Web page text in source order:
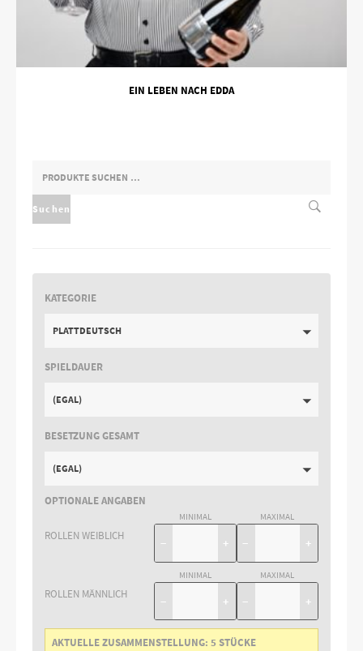
EIN LEBEN NACH EDDA
SUCHEN
NACH:
Suchen
KATEGORIE
PLATTDEUTSCH
SPIELDAUER
(EGAL)
BESETZUNG GESAMT
(EGAL)
OPTIONALE ANGABEN
ROLLEN WEIBLICH
MINIMAL
− +
MAXIMAL
− +
ROLLEN MÄNNLICH
MINIMAL
− +
MAXIMAL
− +
AKTUELLE ZUSAMMENSTELLUNG: 5 STÜCKE